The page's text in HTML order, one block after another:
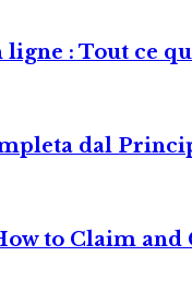
: Tout ce
dal
to Claim and